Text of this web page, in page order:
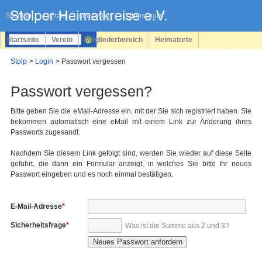
Sitemap Kontakt Impressum Datenschutz
überspringen
Startseite Verein Mitgliederbereich Heimatorte
Stolp Login Passwort vergessen
Passwort vergessen?
Bitte geben Sie die eMail-Adresse ein, mit der Sie sich registriert haben. Sie
bekommen automatisch eine eMail mit einem Link zur Änderung ihres
Passworts zugesandt.
Nachdem Sie diesem Link gefolgt sind, werden Sie wieder auf diese Seite
geführt, die dann ein Formular anzeigt, in welches Sie bitte Ihr neues
Passwort eingeben und es noch einmal bestätigen.
Pflichtfeld
E-Mail-Adresse*
Pflichtfeld
Sicherheitsfrage* Was ist die Summe aus 2 und 3?